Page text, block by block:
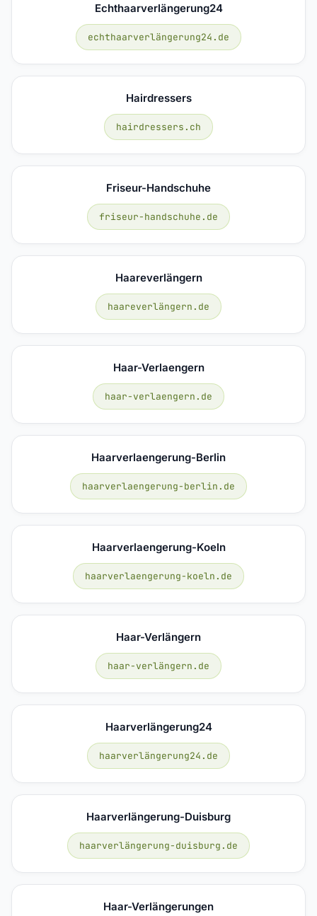
Echthaarverlängerung24
echthaarverlängerung24.de
Hairdressers
hairdressers.ch
Friseur-Handschuhe
friseur-handschuhe.de
Haareverlängern
haareverlängern.de
Haar-Verlaengern
haar-verlaengern.de
Haarverlaengerung-Berlin
haarverlaengerung-berlin.de
Haarverlaengerung-Koeln
haarverlaengerung-koeln.de
Haar-Verlängern
haar-verlängern.de
Haarverlängerung24
haarverlängerung24.de
Haarverlängerung-Duisburg
haarverlängerung-duisburg.de
Haar-Verlängerungen